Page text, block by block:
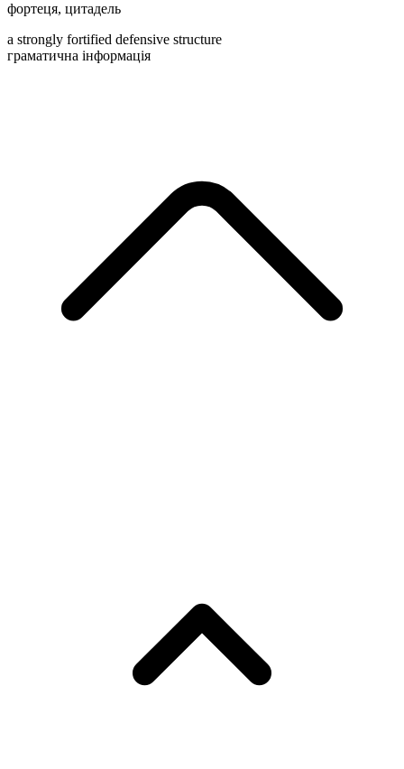
фортеця, цитадель
a strongly fortified defensive structure
граматична інформація